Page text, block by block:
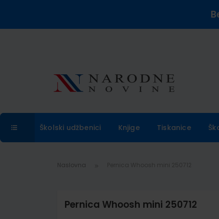
Školski udžbenici Knjige Tiskanice
Naslovna
Pernica Whoosh mini 250712